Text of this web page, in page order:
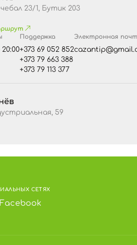
пить масло
конопли холодного
от + 5°C до + 20°C и
23/1, Бутик 203
Поддержка
+373 69 052 852
+373 79 663 388
+373 79 113 377
Электронная
59
СЕТЯХ
Facebook